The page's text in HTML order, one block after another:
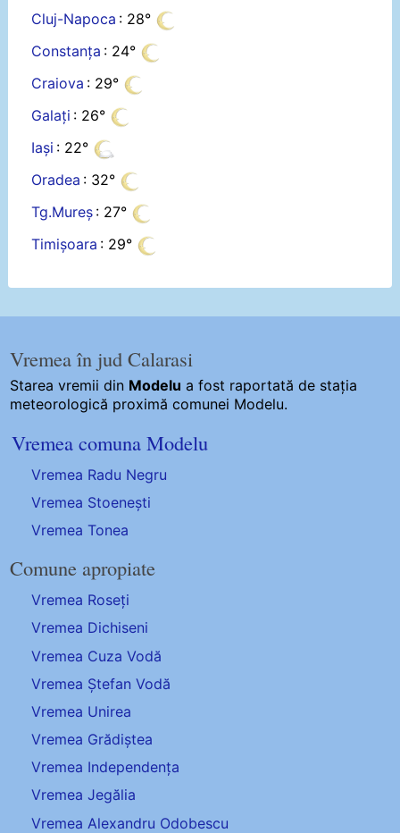
Cluj-Napoca : 28°
Constanța : 24°
Craiova : 29°
Galați : 26°
Iași : 22°
Oradea : 32°
Tg.Mureș : 27°
Timișoara : 29°
Vremea în jud Calarasi
Starea vremii din Modelu a fost raportată de stația
meteorologică proximă comunei Modelu.
Vremea comuna Modelu
Vremea Radu Negru
Vremea Stoenești
Vremea Tonea
Comune apropiate
Vremea Roseți
Vremea Dichiseni
Vremea Cuza Vodă
Vremea Ștefan Vodă
Vremea Unirea
Vremea Grădiștea
Vremea Independența
Vremea Jegălia
Vremea Alexandru Odobescu